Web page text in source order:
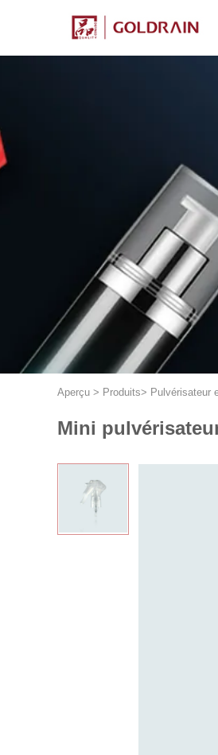
Aperçu > Produits> Pulvérisateur
Mini